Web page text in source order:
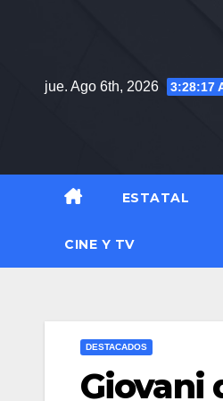
jue. Ago 6th, 2026
3:28:19
ESTATAL
CINE Y TV
DESTACADOS
Giovani